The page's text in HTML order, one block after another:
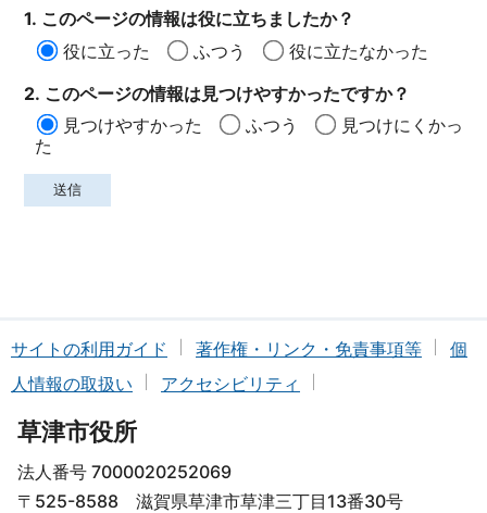
1. このページの情報は役に立ちましたか？
役に立った
ふつう
役に立たなかった
2. このページの情報は見つけやすかったですか？
見つけやすかった
ふつう
見つけにくかっ
た
サイトの利用ガイド 著作権・リンク・免責事項等
個
人情報の取扱い
アクセシビリティ
草津市役所
法人番号 7000020252069
〒525-8588 滋賀県草津市草津三丁目13番30号